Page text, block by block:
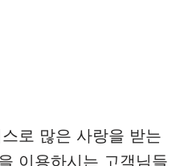
로 많은 사랑을 받는
이용하시는 고객님들